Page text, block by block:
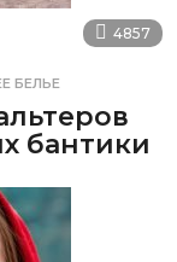
4857
БЕЛЬЕ
бантики